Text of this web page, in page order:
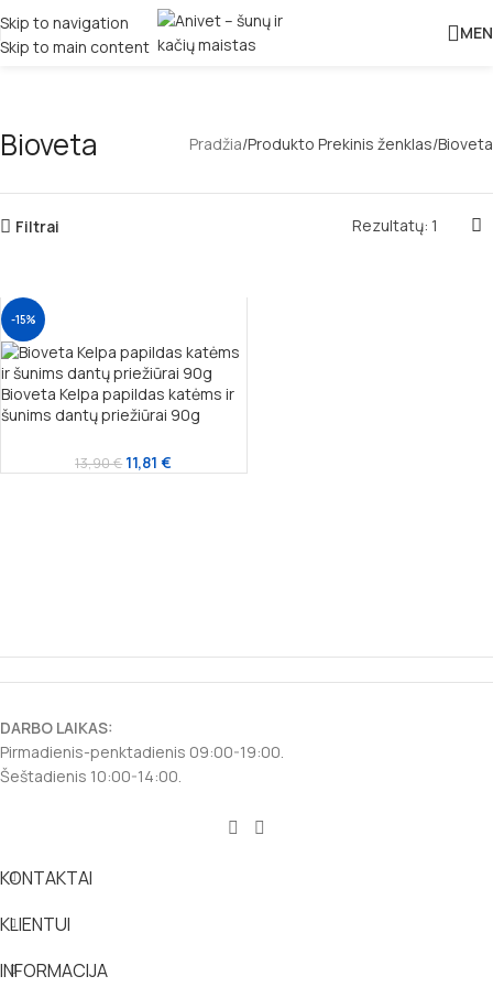
Skip to navigation
Skip to main content
Bioveta Pradžia Produkto Prekinis ženklas Bioveta
Filtrai Rezultatų: 1
-15%
Bioveta Kelpa papildas katėms ir
šunims dantų priežiūrai 90g
13,90€ 11,81€
DARBO LAIKAS:
Pirmadienis-penktadienis 09:00-19:00.
Šeštadienis 10:00-14:00.
KONTAKTAI
KLIENTUI
INFORMACIJA